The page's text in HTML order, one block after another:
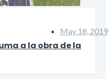
May 18, 2019
a la obra de la